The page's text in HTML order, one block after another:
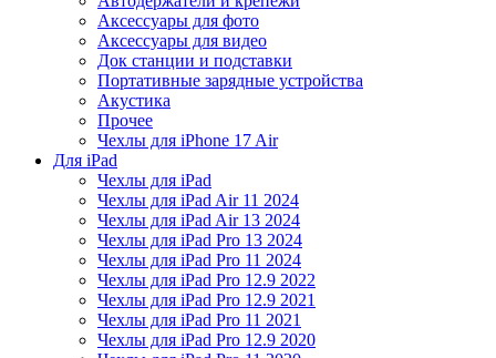
Аксессуары для фото
Аксессуары для видео
Док станции и подставки
Портативные зарядные устройства
Акустика
Прочее
Чехлы для iPhone 17 Air
Для iPad
Чехлы для iPad
Чехлы для iPad Air 11 2024
Чехлы для iPad Air 13 2024
Чехлы для iPad Pro 13 2024
Чехлы для iPad Pro 11 2024
Чехлы для iPad Pro 12.9 2022
Чехлы для iPad Pro 12.9 2021
Чехлы для iPad Pro 11 2021
Чехлы для iPad Pro 12.9 2020